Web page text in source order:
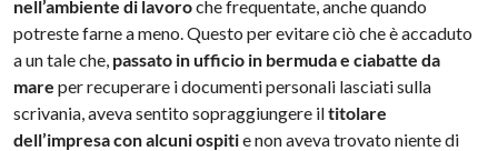
nell’ambiente di lavoroche frequentate, anche quando
potreste farne a meno. Questo per evitare ciò che è accaduto
a un tale che, passato in ufficio in bermuda e ciabatte da
mare per recuperare i documenti personali lasciati sulla
scrivania, aveva sentito sopraggiungere iltitolare
dell’impresa con alcuni ospitie non aveva trovato niente di